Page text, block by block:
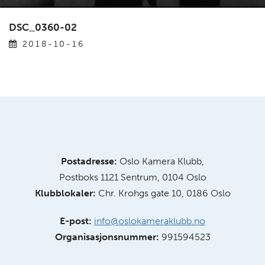
DSC_0360-02
2018-10-16
Postadresse: Oslo Kamera Klubb,
Postboks 1121 Sentrum, 0104 Oslo
Klubblokaler: Chr. Krohgs gate 10, 0186 Oslo
E-post: info@oslokameraklubb.no
Organisasjonsnummer: 991594523